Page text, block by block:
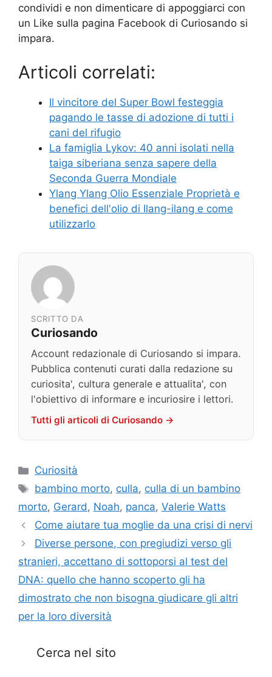
condividi e non dimenticare di appoggiarci con
un Like sulla pagina Facebook di Curiosando si
impara.
Articoli correlati:
Il vincitore del Super Bowl festeggia
pagando le tasse di adozione di tutti i
cani del rifugio
La famiglia Lykov: 40 anni isolati nella
taiga siberiana senza sapere della
Seconda Guerra Mondiale
Ylang Ylang Olio Essenziale Proprietà e
benefici dell'olio di Ilang-ilang e come
utilizzarlo
SCRITTO DA
Curiosando
Account redazionale di Curiosando si impara.
Pubblica contenuti curati dalla redazione su
curiosita', cultura generale e attualita', con
l'obiettivo di informare e incuriosire i lettori.
Tutti gli articoli di Curiosando →
Categorie
Curiosità
Tag
bambino morto, culla, culla di un bambino
morto, Gerard, Noah, panca, Valerie Watts
Come aiutare tua moglie da una crisi di nervi
Diverse persone, con pregiudizi verso gli
stranieri, accettano di sottoporsi al test del
DNA: quello che hanno scoperto gli ha
dimostrato che non bisogna giudicare gli altri
per la loro diversità
Cerca nel sito